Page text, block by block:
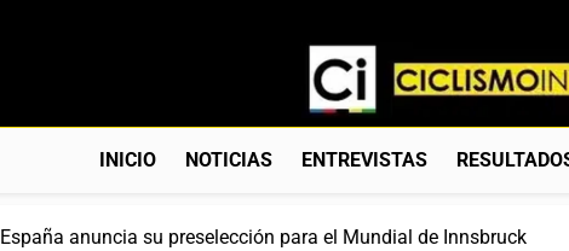
Ciclismo
Web Dedicada Al Ciclismo
INICIO NOTICIAS ENTREVISTAS
España anuncia su preselección para el Mundial de Innsbruck